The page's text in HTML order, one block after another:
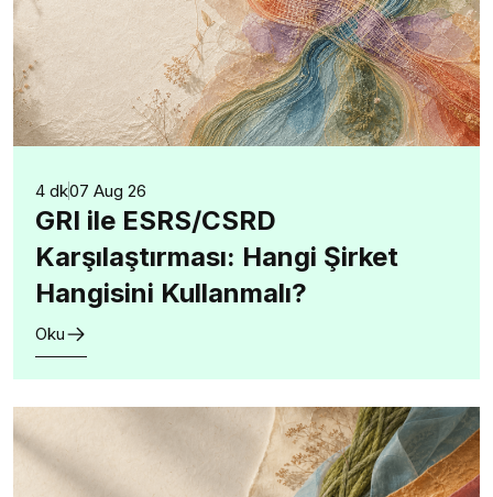
4 dk07 Aug 26
GRI ile ESRS/CSRD
Karşılaştırması: Hangi Şirket
Hangisini Kullanmalı?
Oku